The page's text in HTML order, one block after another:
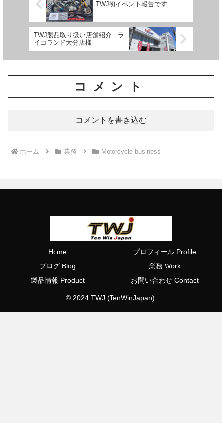
TWJ初イベント報告です
TWJ製品取り扱い店舗紹介 ラ
イコランド大分店様
コメント
コメントを書き込む
ホーム 業務 Motorcycle business
Home
プロフィール Profile
ブログ Blog
業務 Work
製品情報 Product
お問い合わせ Contact
© 2024 TWJ (TenWinJapan).